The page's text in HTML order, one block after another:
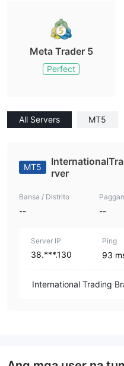
Meta Trader 5
Perfect
All Servers MT5
MT5
rver
Bansa / Distrito
-- --
Server IP
38.***.130
Ping
93
International Trading